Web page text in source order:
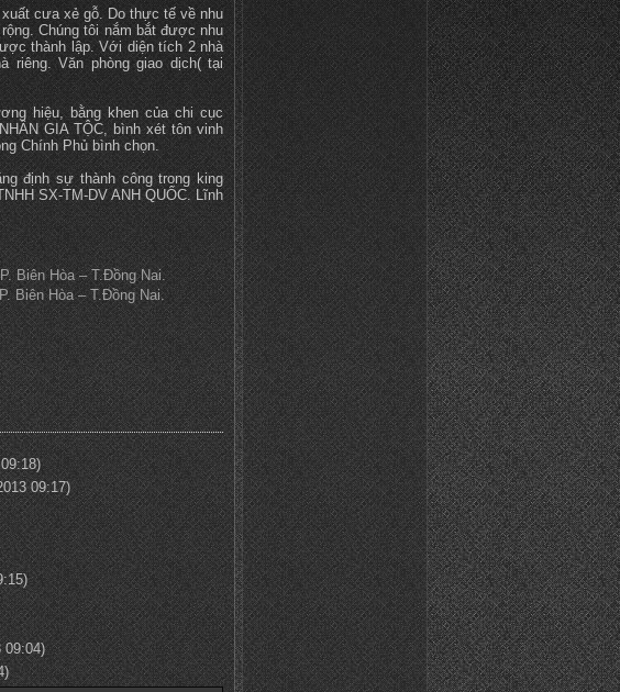
cưa xẻ gỗ. Do thực tế về nhu
Chúng tôi nắm bắt được nhu
thành lập. Với diện tích 2 nhà
riêng. Văn phòng giao dịch( tại
hiệu, bằng khen của chi cục
GIA TỘC, bình xét tôn vinh
Chính Phủ bình chọn.
định sự thành công trong king
SX-TM-DV ANH QUỐC. Lĩnh
Biên Hòa – T.Đồng Nai.
Biên Hòa – T.Đồng Nai.
09:17)
09:04)